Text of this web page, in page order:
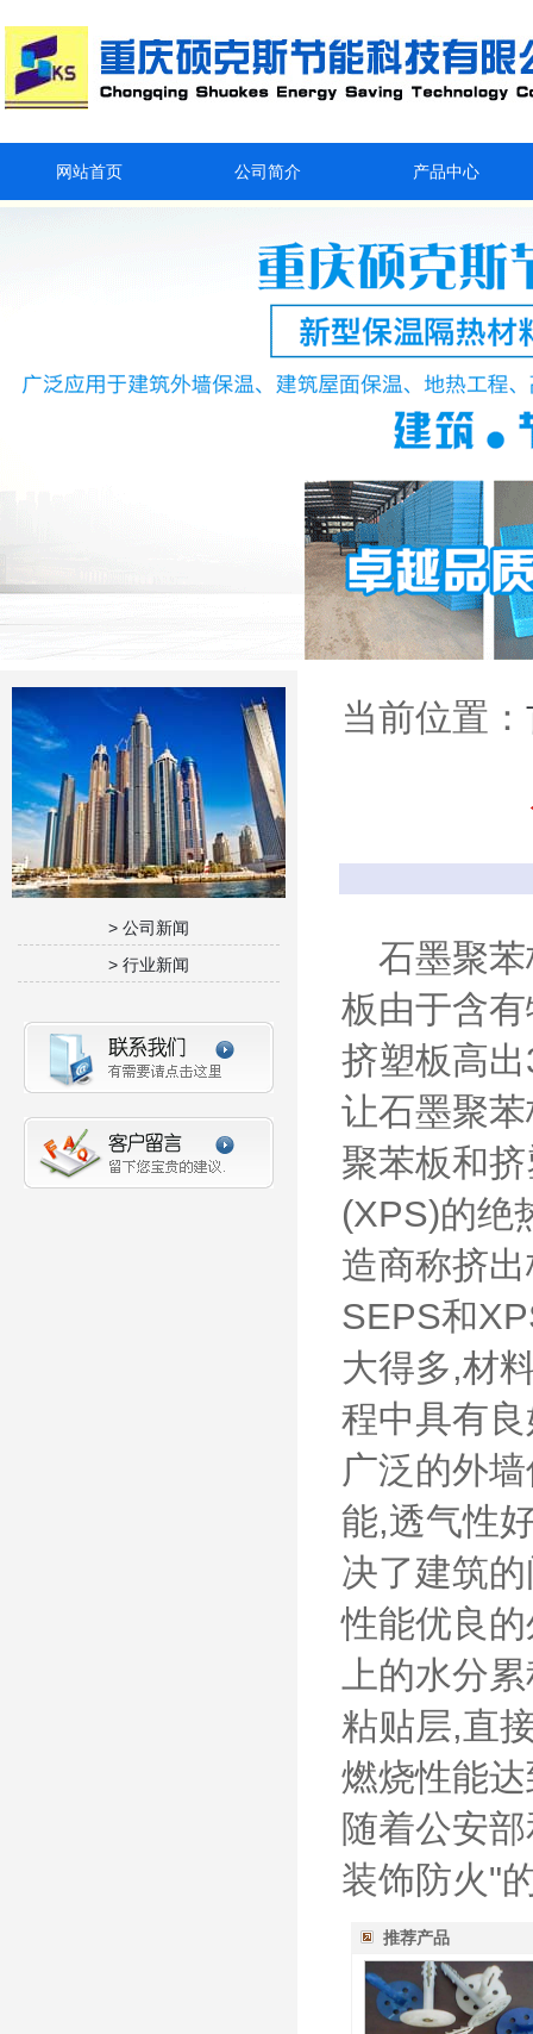
网站首页 公司简介 产品中心
> 公司新闻
> 行业新闻
当前位置：
石墨聚苯
板由于含
挤塑板高
让石墨聚
聚苯板和
(XPS)的绝
造商称挤
SEPS和
大得多,材
程中具有
广泛的外
能,透气性
决了建筑
性能优良
上的水分
粘贴层,直
燃烧性能
随着公安
装饰防火"
推荐产品